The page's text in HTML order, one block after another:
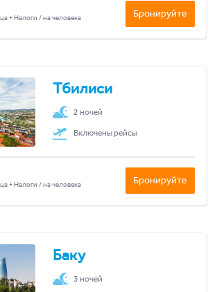
+ Налоги / на человека Бронируйте
Тбилиси
2 ночей
Включены рейсы
+ Налоги / на человека Бронируйте
Баку
3 ночей